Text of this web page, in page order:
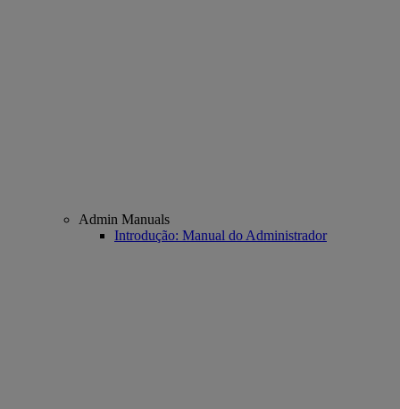
Admin Manuals
Introdução: Manual do Administrador